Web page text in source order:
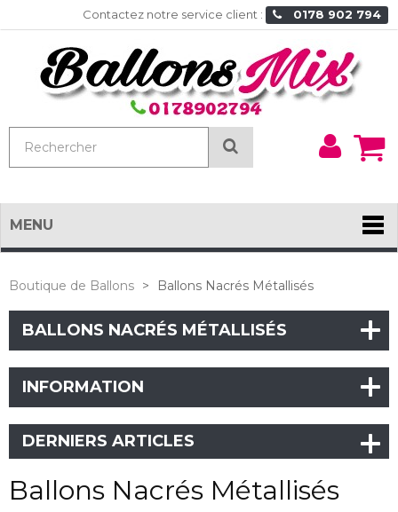
Contactez notre service client : 0178 902 794
Rechercher
Mon
MENU
Boutique de Ballons > Ballons Nacrés Métallisés
BALLONS NACRÉS MÉTALLISÉS
INFORMATION
DERNIERS ARTICLES
Ballons Nacrés Métallisés